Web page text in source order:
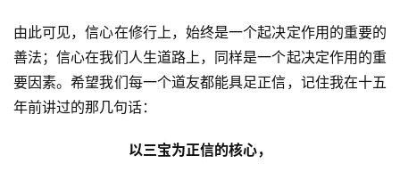
政
策
法
由此可见，信心在修行上，始终是一个起决定作用的重要的
善法；信心在我们人生道路上，同样是一个起决定作用的重
要因素。希望我们每一个道友都能具足正信，记住我在十五
年前讲过的那几句话：
以三宝为正信的核心，